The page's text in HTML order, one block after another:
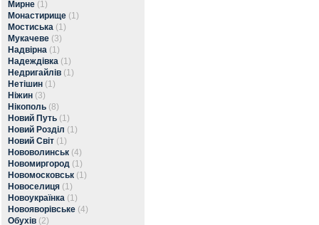
Мирне (1)
Монастирище (1)
Мостиська (1)
Мукачеве (3)
Надвірна (1)
Надеждівка (1)
Недригайлів (1)
Нетішин (1)
Ніжин (3)
Нікополь (8)
Новий Путь (1)
Новий Розділ (1)
Новий Світ (1)
Нововолинськ (4)
Новомиргород (1)
Новомосковськ (1)
Новоселиця (1)
Новоукраїнка (1)
Новояворівське (4)
Обухів (2)